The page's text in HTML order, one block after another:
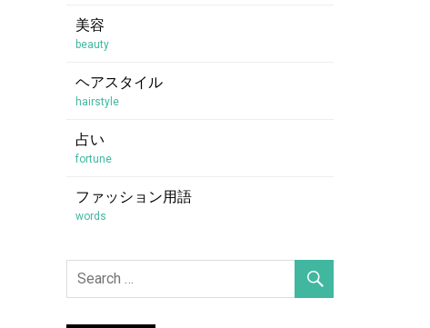
美容
beauty
ヘアスタイル
hairstyle
占い
fortune
ファッション用語
words